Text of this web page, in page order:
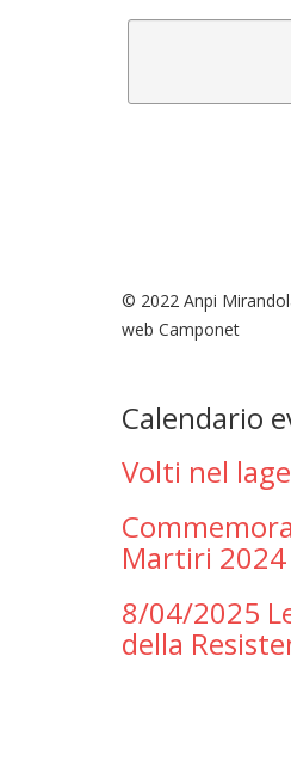
© 2022 Anpi
web Camponet
Calendario
Volti nel
Martiri 2024
8/04/2025
della